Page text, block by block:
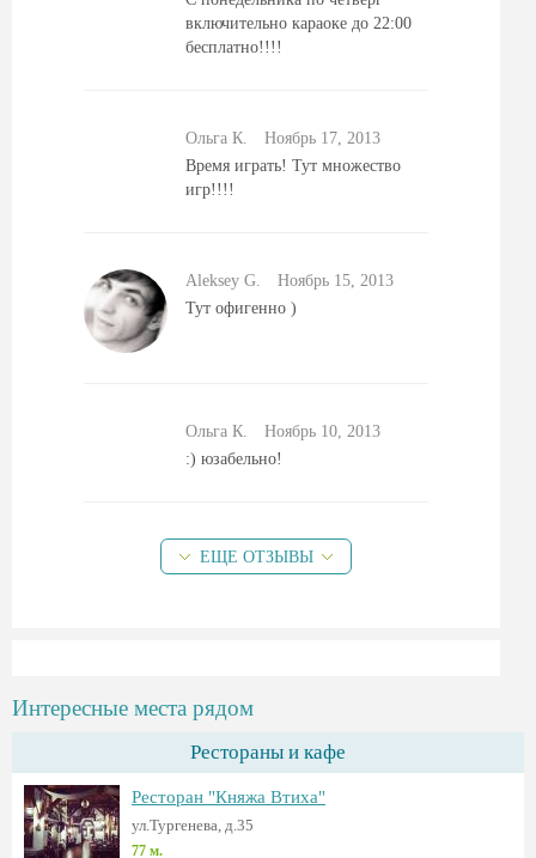
включительно караоке до 22:00
бесплатно!!!!
Ольга К.
Ноябрь 17, 2013
Время играть! Тут множество
игр!!!!
Aleksey G.
Ноябрь 15, 2013
Тут офигенно )
Ольга К.
Ноябрь 10, 2013
:) юзабельно!
ЕЩЕ ОТЗЫВЫ
Интересные места рядом
Рестораны и кафе
Ресторан "Княжа Втиха"
ул.Тургенева, д.35
77 м.